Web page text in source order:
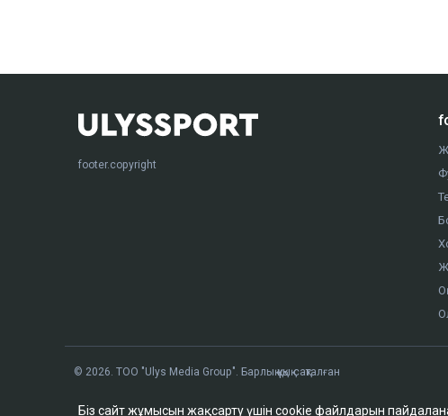
footer.copyright
© 2026. ТОО "Ulys Media Group". Барлық құқық сақталған
Біз сайт жұмысын жақсарту үшін cookie файлдарын